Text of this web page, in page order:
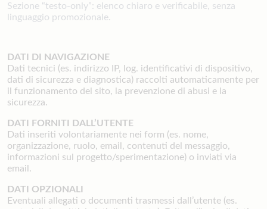
Sezione “testo-only”: elenco chiaro e verificabile, senza
linguaggio promozionale.
DATI DI NAVIGAZIONE
Dati tecnici (es. indirizzo IP, log. identificativi di dispositivo,
dati di sicurezza e diagnostica) raccolti automaticamente per
il funzionamento del sito, la prevenzione di abusi e la
sicurezza.
DATI FORNITI DALL’UTENTE
Dati inseriti volontariamente nei form (es. nome,
organizzazione, ruolo, email, contenuti del messaggio,
informazioni sul progetto/sperimentazione) o inviati via
email.
DATI OPZIONALI
Eventuali allegati o documenti trasmessi dall’utente (es.